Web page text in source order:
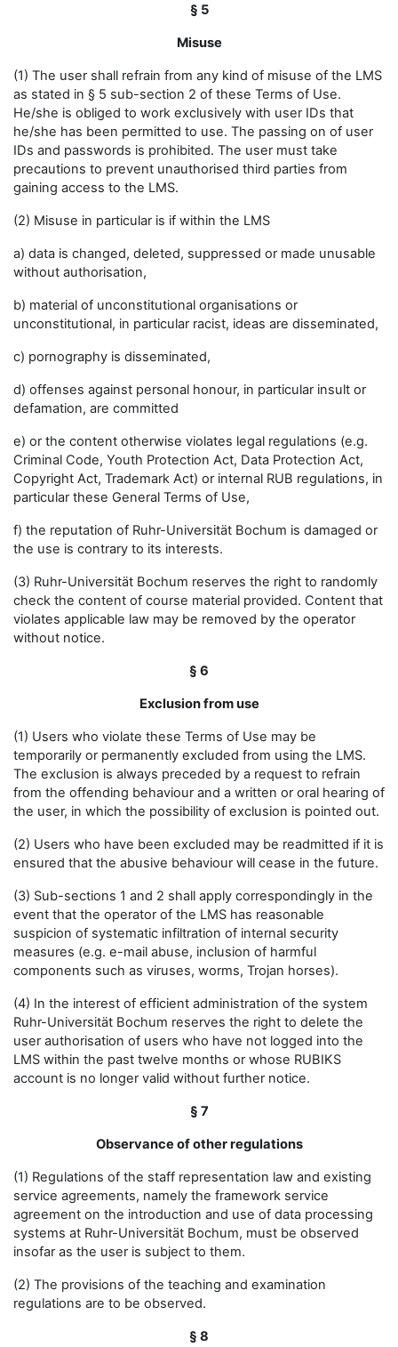
§ 5
Misuse
(1) The user shall refrain from any kind of misuse of the LMS
as stated in § 5 sub-section 2 of these Terms of Use.
He/she is obliged to work exclusively with user IDs that
he/she has been permitted to use. The passing on of user
IDs and passwords is prohibited. The user must take
precautions to prevent unauthorised third parties from
gaining access to the LMS.
(2) Misuse in particular is if within the LMS
a) data is changed, deleted, suppressed or made unusable
without authorisation,
b) material of unconstitutional organisations or
unconstitutional, in particular racist, ideas are disseminated,
c) pornography is disseminated,
d) offenses against personal honour, in particular insult or
defamation, are committed
e) or the content otherwise violates legal regulations (e.g.
Criminal Code, Youth Protection Act, Data Protection Act,
Copyright Act, Trademark Act) or internal RUB regulations, in
particular these General Terms of Use,
f) the reputation of Ruhr-Universität Bochum is damaged or
the use is contrary to its interests.
(3) Ruhr-Universität Bochum reserves the right to randomly
check the content of course material provided. Content that
violates applicable law may be removed by the operator
without notice.
§ 6
Exclusion from use
(1) Users who violate these Terms of Use may be
temporarily or permanently excluded from using the LMS.
The exclusion is always preceded by a request to refrain
from the offending behaviour and a written or oral hearing of
the user, in which the possibility of exclusion is pointed out.
(2) Users who have been excluded may be readmitted if it is
ensured that the abusive behaviour will cease in the future.
(3) Sub-sections 1 and 2 shall apply correspondingly in the
event that the operator of the LMS has reasonable
suspicion of systematic infiltration of internal security
measures (e.g. e-mail abuse, inclusion of harmful
components such as viruses, worms, Trojan horses).
(4) In the interest of efficient administration of the system
Ruhr-Universität Bochum reserves the right to delete the
user authorisation of users who have not logged into the
LMS within the past twelve months or whose RUBIKS
account is no longer valid without further notice.
§ 7
Observance of other regulations
(1) Regulations of the staff representation law and existing
service agreements, namely the framework service
agreement on the introduction and use of data processing
systems at Ruhr-Universität Bochum, must be observed
insofar as the user is subject to them.
(2) The provisions of the teaching and examination
regulations are to be observed.
§ 8